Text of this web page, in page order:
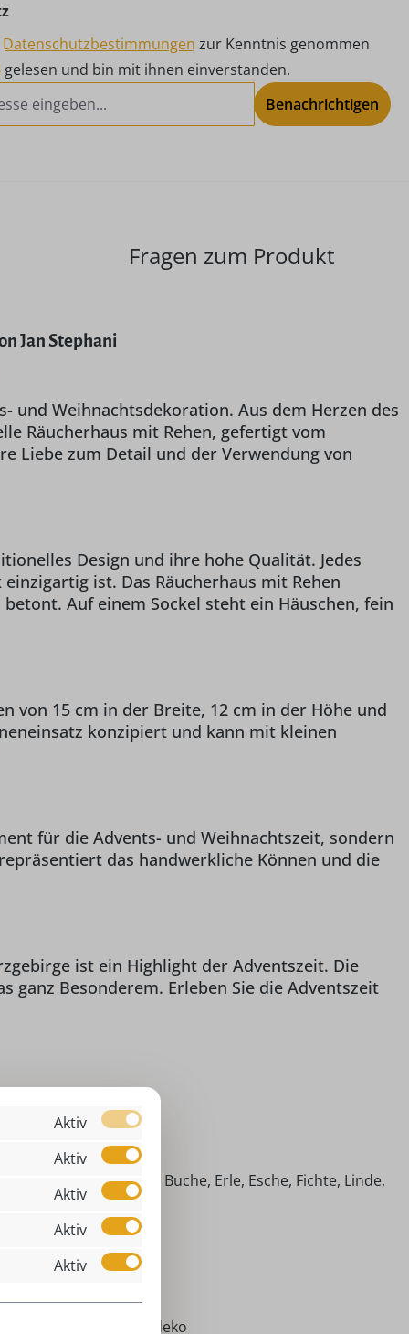
Datenschutzbestimmungen zur Kenntnis genommen
gelesen und bin mit ihnen einverstanden.
Benachrichtigen
Fragen zum Produkt
Jan Stephani
und Weihnachtsdekoration. Aus dem Herzen des
Räucherhaus mit Rehen, gefertigt vom
Liebe zum Detail und der Verwendung von
Design und ihre hohe Qualität. Jedes
ist. Das Räucherhaus mit Rehen
Auf einem Sockel steht ein Häuschen, fein
von 15 cm in der Breite, 12 cm in der Höhe und
konzipiert und kann mit kleinen
für die Advents- und Weihnachtszeit, sondern
das handwerkliche Können und die
ist ein Highlight der Adventszeit. Die
Besonderem. Erleben Sie die Adventszeit
Räucherhaus mit Rehen
Hölzer (Ahorn, Buche, Erle, Esche, Fichte, Linde,
mit Rehen
Weihnachtsdeko
Aktiv
Aktiv
Aktiv
Aktiv
Aktiv